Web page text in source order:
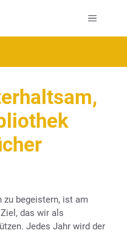
MENÜ
zu begeistern, ist am
das wir als
Jedes Jahr wird der